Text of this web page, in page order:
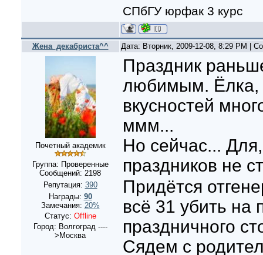
СПбГУ юрфак 3 курс
Жена_декабриста^^ Дата: Вторник, 2009-12-08, 8:29 PM |
Почетный академик
Группа: Проверенные
Сообщений: 2198
Репутация: 390
Награды: 90
Замечания: 20%
Статус: Offline
Город: Волгоград ----
>Москва
Праздник
любимым. Ёлка,
вкусностей
ммм...
Но сейчас...
праздников не
Придётся
всё 31 убить на
праздничного
Сядем с